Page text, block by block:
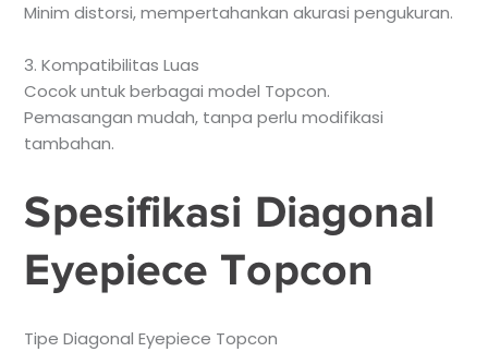
Minim distorsi, mempertahankan akurasi pengukuran.
3. Kompatibilitas Luas
Cocok untuk berbagai model Topcon.
Pemasangan mudah, tanpa perlu modifikasi
tambahan.
Spesifikasi Diagonal
Eyepiece Topcon
Tipe Diagonal Eyepiece Topcon